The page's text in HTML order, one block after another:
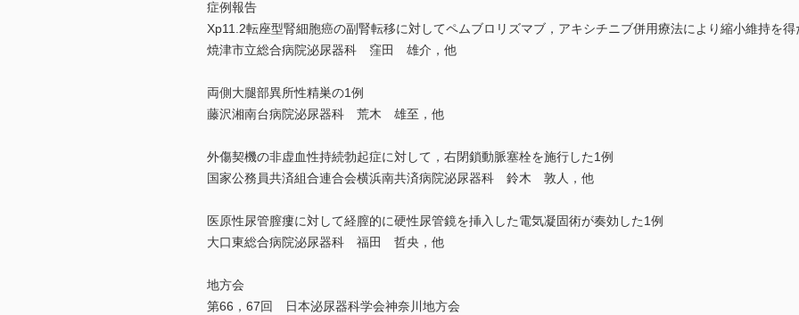
症例報告
Xp11.2転座型腎細胞癌の副腎転移に対してペムブロリズマブ，アキシチニブ併用療法により縮小維持を得
焼津市立総合病院泌尿器科 窪田 雄介，他
両側大腿部異所性精巣の1例
藤沢湘南台病院泌尿器科 荒木 雄至，他
外傷契機の非虚血性持続勃起症に対して，右閉鎖動脈塞栓を施行した1例
国家公務員共済組合連合会横浜南共済病院泌尿器科 鈴木 敦人，他
医原性尿管膣瘻に対して経膣的に硬性尿管鏡を挿入した電気凝固術が奏効した1例
大口東総合病院泌尿器科 福田 哲央，他
地方会
第66，67回 日本泌尿器科学会神奈川地方会